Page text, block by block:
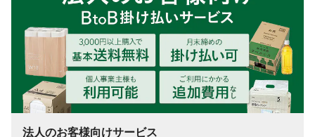
法人のお客様向けサービス